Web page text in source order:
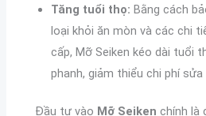
Tăng tuổi thọ: Bằng cách
loại khỏi ăn mòn và các chi
cấp, Mỡ Seiken kéo dài tuổi
phanh, giảm thiểu chi phí
Đầu tư vào Mỡ Seiken chính là